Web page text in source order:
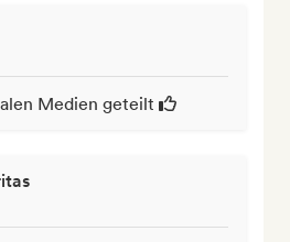
Medien geteilt